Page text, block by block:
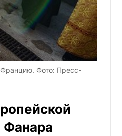
Францию. Фото: Пресс-
Фанара